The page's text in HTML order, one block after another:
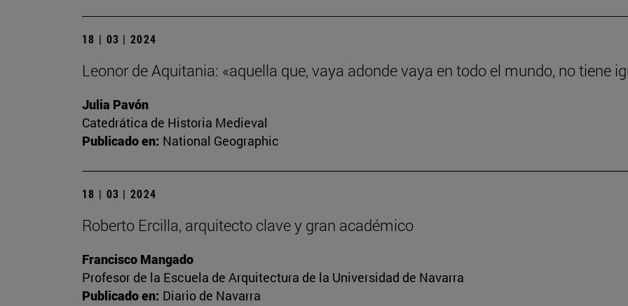
18 | 03 | 2024
Leonor de Aquitania: «aquella que, vaya adonde vaya en todo el mundo, no tiene
Julia Pavón
Catedrática de Historia Medieval
Publicado en: National Geographic
18 | 03 | 2024
Roberto Ercilla, arquitecto clave y gran académico
Francisco Mangado
Profesor de la Escuela de Arquitectura de la Universidad de Navarra
Publicado en: Diario de Navarra